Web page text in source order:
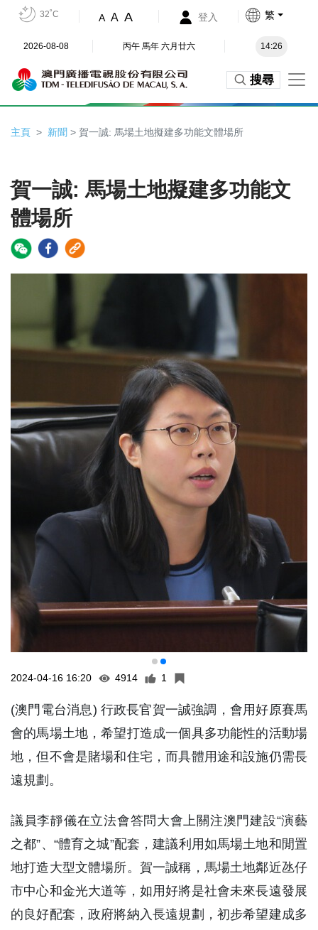
32˚C A A A 登入 繁
2026-08-08 丙午 馬年 六月廿六 14:26
搜尋
主頁 新聞 > 賀一誠: 馬場土地擬建多功能文體場所
賀一誠: 馬場土地擬建多功能文
體場所
2024-04-16 16:20 4914 1
(澳門電台消息) 行政長官賀一誠強調，會用好原賽馬
會的馬場土地，希望打造成一個具多功能性的活動場
地，但不會是賭場和住宅，而具體用途和設施仍需長
遠規劃。
議員李靜儀在立法會答問大會上關注澳門建設“演藝
之都”、“體育之城”配套，建議利用如馬場土地和閒置
地打造大型文體場所。賀一誠稱，馬場土地鄰近氹仔
市中心和金光大道等，如用好將是社會未來長遠發展
的良好配套，政府將納入長遠規劃，初步希望建成多